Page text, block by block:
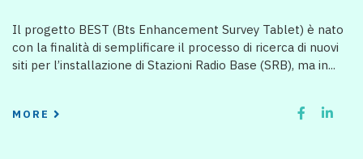
Il progetto BEST (Bts Enhancement Survey Tablet) è nato
con la finalità di semplificare il processo di ricerca di nuovi
siti per l’installazione di Stazioni Radio Base (SRB), ma in...
MORE